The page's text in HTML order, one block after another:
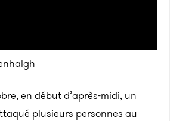
en début d’après-midi, un
plusieurs personnes au